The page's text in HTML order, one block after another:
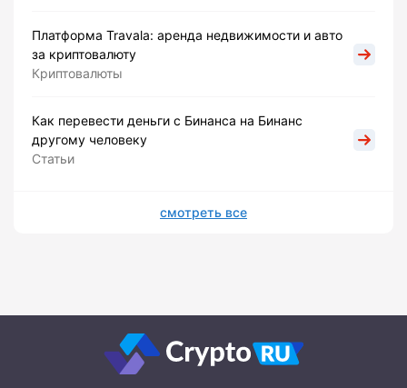
Платформа Travala: аренда недвижимости и авто
за криптовалюту
Криптовалюты
Как перевести деньги с Бинанса на Бинанс
другому человеку
Статьи
смотреть все